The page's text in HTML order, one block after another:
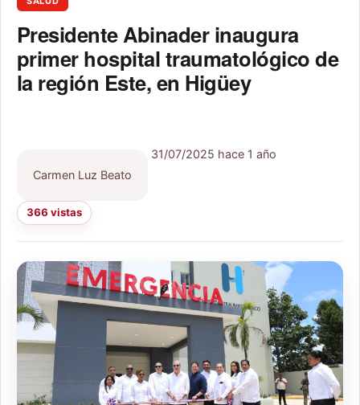
Presidente Abinader inaugura
primer hospital traumatológico de
la región Este, en Higüey
Carmen Luz Beato
31/07/2025 hace 1 año
366 vistas